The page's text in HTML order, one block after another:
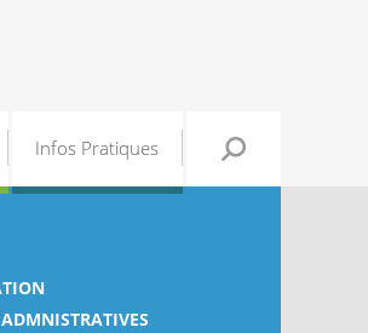
Infos Pratiques